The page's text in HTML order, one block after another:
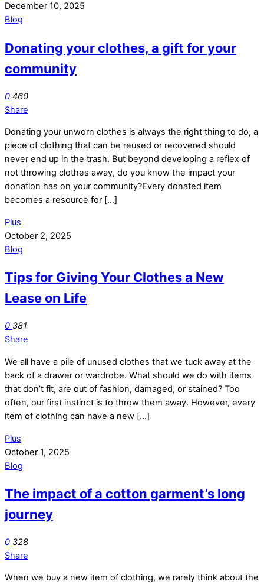
December 10, 2025
Blog
Donating your clothes, a gift for your
community
0 460
Share
Donating your unworn clothes is always the right thing to do, a
piece of clothing that can be reused or recovered should
never end up in the trash. But beyond developing a reflex of
not throwing clothes away, do you know the impact your
donation has on your community?Every donated item
becomes a resource for […]
Plus
October 2, 2025
Blog
Tips for Giving Your Clothes a New
Lease on Life
0 381
Share
We all have a pile of unused clothes that we tuck away at the
back of a drawer or wardrobe. What should we do with items
that don’t fit, are out of fashion, damaged, or stained? Too
often, our first instinct is to throw them away. However, every
item of clothing can have a new […]
Plus
October 1, 2025
Blog
The impact of a cotton garment’s long
journey
0 328
Share
When we buy a new item of clothing, we rarely think about the